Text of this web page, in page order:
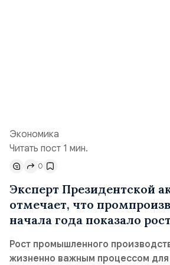
Экономика
Читать пост 1 мин.
0
Эксперт Президентской
отмечает, что
начала года показало
Рост промышленного
жизненно важным процессом